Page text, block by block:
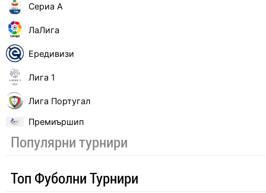
Сериа А
ЛаЛига
Ередивизи
Лига 1
Лига Португал
Премиършип
Популярни турнири
Топ Фуболни Турнири